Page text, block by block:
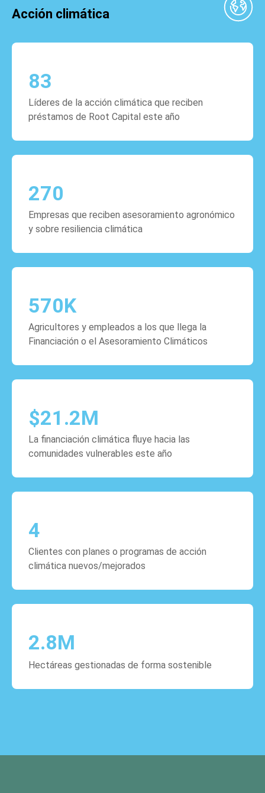
Acción climática
83
Líderes de la acción climática que reciben
préstamos de Root Capital este año
270
Empresas que reciben asesoramiento agronómico
y sobre resiliencia climática
570K
Agricultores y empleados a los que llega la
Financiación o el Asesoramiento Climáticos
$21.2M
La financiación climática fluye hacia las
comunidades vulnerables este año
4
Clientes con planes o programas de acción
climática nuevos/mejorados
2.8M
Hectáreas gestionadas de forma sostenible